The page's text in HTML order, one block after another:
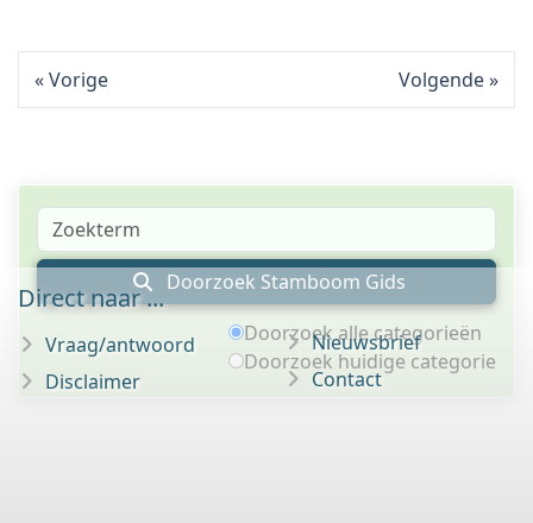
Vorige Volgende
Doorzoek Stamboom Gids
Doorzoek alle categorieën
Doorzoek huidige categorie
Direct naar ...
Vraag/antwoord
Disclaimer
Nieuwsbrief
Contact